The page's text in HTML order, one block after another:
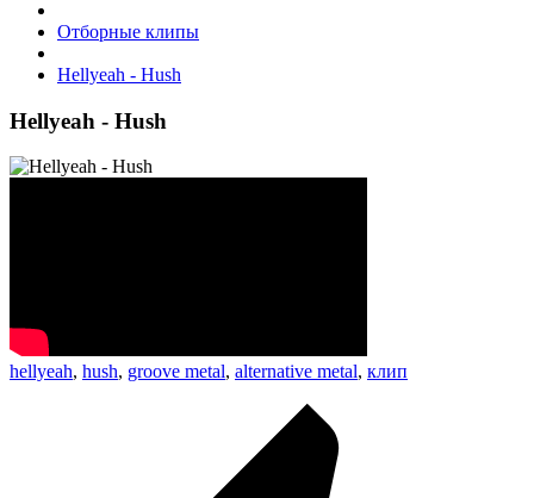
Отборные клипы
Hellyeah - Hush
Hellyeah - Hush
hellyeah, hush, groove metal, alternative metal, клип